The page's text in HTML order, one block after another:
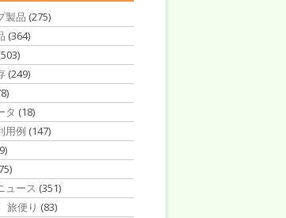
製品 (275)
(364)
(249)
タ (18)
用例 (147)
ュース (351)
便り (83)